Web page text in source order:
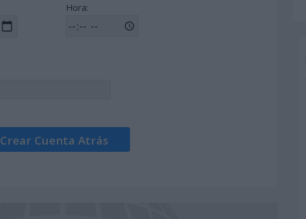
Hora:
Crear Cuenta Atrás